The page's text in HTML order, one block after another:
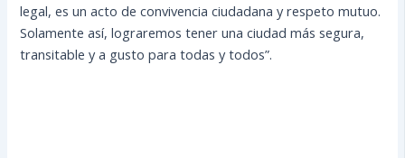
legal, es un acto de convivencia ciudadana y respeto mutuo.
Solamente así, lograremos tener una ciudad más segura,
transitable y a gusto para todas y todos”.